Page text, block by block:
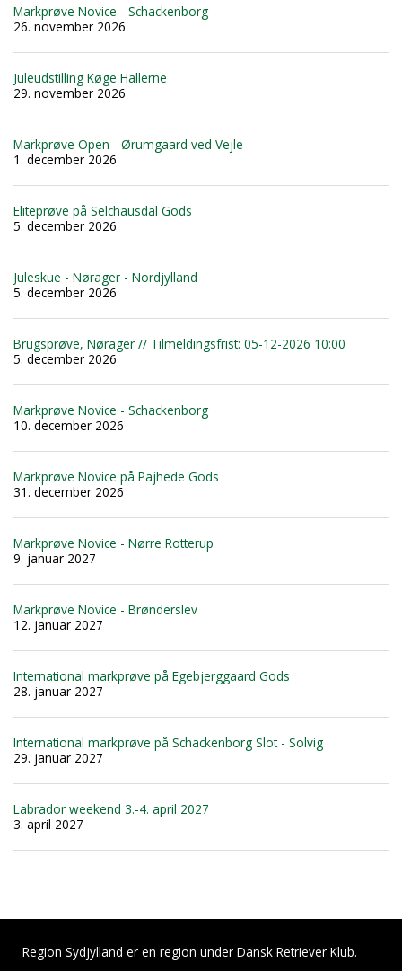
Markprøve Novice - Schackenborg
26. november 2026
Juleudstilling Køge Hallerne
29. november 2026
Markprøve Open - Ørumgaard ved Vejle
1. december 2026
Eliteprøve på Selchausdal Gods
5. december 2026
Juleskue - Nørager - Nordjylland
5. december 2026
Brugsprøve, Nørager // Tilmeldingsfrist: 05-12-2026 10:00
5. december 2026
Markprøve Novice - Schackenborg
10. december 2026
Markprøve Novice på Pajhede Gods
31. december 2026
Markprøve Novice - Nørre Rotterup
9. januar 2027
Markprøve Novice - Brønderslev
12. januar 2027
International markprøve på Egebjerggaard Gods
28. januar 2027
International markprøve på Schackenborg Slot - Solvig
29. januar 2027
Labrador weekend 3.-4. april 2027
3. april 2027
Region Sydjylland er en region under Dansk Retriever Klub.